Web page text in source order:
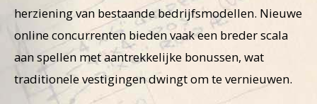
herziening van bestaande bedrijfsmodellen. Nieuwe
online concurrenten bieden vaak een breder scala
aan spellen met aantrekkelijke bonussen, wat
traditionele vestigingen dwingt om te vernieuwen.